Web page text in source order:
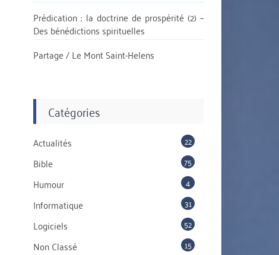
Prédication : la doctrine de prospérité (2) –
Des bénédictions spirituelles
Partage / Le Mont Saint-Helens
Catégories
Actualités 22
Bible 75
Humour 4
Informatique 31
Logiciels 52
Non Classé 15